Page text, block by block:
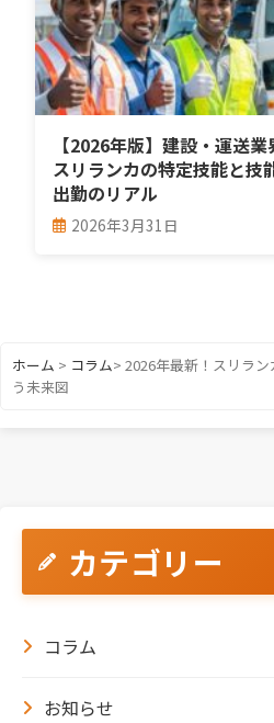
【2026年版】建設・運送
スリランカの特定技能と技
出勤のリアル
2026年3月31日
ホーム > コラム> 2026年最新！スリラ
う未来図
カテゴリー
コラム
お知らせ